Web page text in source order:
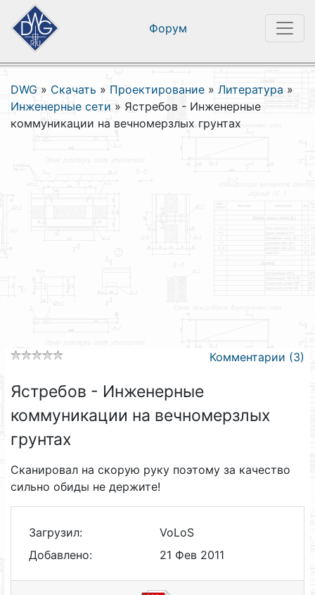
Форум
DWG » Скачать » Проектирование » Литература »
Инженерные сети » Ястребов - Инженерные
коммуникации на вечномерзлых грунтах
Комментарии (3)
Ястребов - Инженерные
коммуникации на вечномерзлых
грунтах
Сканировал на скорую руку поэтому за качество
сильно обиды не держите!
Загрузил:
VoLoS
Добавлено:
21 Фев 2011